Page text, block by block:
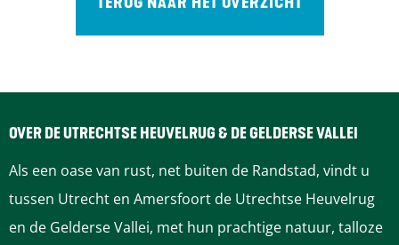
TERUG NAAR HET OVERZICHT
OVER DE UTRECHTSE HEUVELRUG & DE GELDERSE VALLEI
Als een oase van rust, net buiten de Randstad, vindt u
tussen Utrecht en Amersfoort de Utrechtse Heuvelrug
en de Gelderse Vallei, met hun prachtige natuur, talloze